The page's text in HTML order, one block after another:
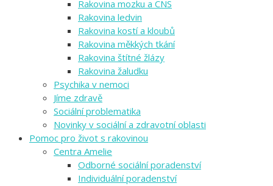
Rakovina mozku a CNS
Rakovina ledvin
Rakovina kostí a kloubů
Rakovina měkkých tkání
Rakovina štítné žlázy
Rakovina žaludku
Psychika v nemoci
Jíme zdravě
Sociální problematika
Novinky v sociální a zdravotní oblasti
Pomoc pro život s rakovinou
Centra Amelie
Odborné sociální poradenství
Individuální poradenství